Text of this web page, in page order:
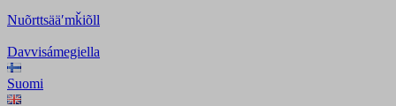
Nuõrttsääʹmǩiõll
Davvisámegiella
Suomi